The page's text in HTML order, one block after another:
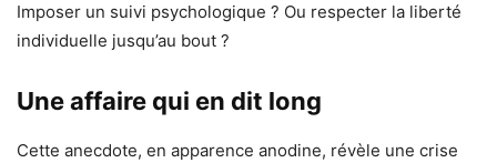
Imposer un suivi psychologique ? Ou respecter la liberté
individuelle jusqu’au bout ?
Une affaire qui en dit long
Cette anecdote, en apparence anodine, révèle une crise